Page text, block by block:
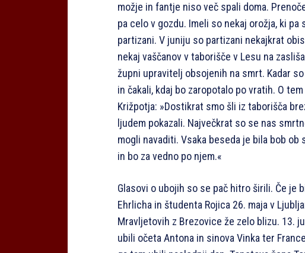
možje in fantje niso več spali doma.
pa celo v gozdu. Imeli so nekaj orožja, ki
partizani. V juniju so partizani nekajkrat
nekaj vaščanov v taborišče v Lesu na
župni upravitelj obsojenih na smrt. Kadar
in čakali, kdaj bo zaropotalo po vratih. O
Križpotja: »Dostikrat smo šli iz taborišča
ljudem pokazali. Največkrat so se nas
mogli navaditi. Vsaka beseda je bila bob
in bo za vedno po njem.«
Glasovi o ubojih so se pač hitro širili. Če je
Ehrlicha in študenta Rojica 26. maja v
Mravljetovih z Brezovice že zelo blizu. 13.
ubili očeta Antona in sinova Vinka ter